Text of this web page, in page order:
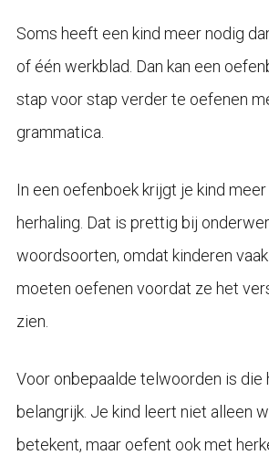
Soms heeft een kind meer nodig
of één werkblad. Dan kan een
stap voor stap verder te oefenen
grammatica.
In een oefenboek krijgt je kind
herhaling. Dat is prettig bij
woordsoorten, omdat kinderen
moeten oefenen voordat ze het
zien.
Voor onbepaalde telwoorden is die
belangrijk. Je kind leert niet alleen
betekent, maar oefent ook met